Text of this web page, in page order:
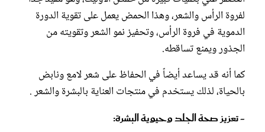
لفروة الرأس والشعر، وهذا الحمض يعمل على تقوية الدورة
الدموية في فروة الرأس، وتحفيز نمو الشعر وتقويته من
الجذور ويمنع تساقطه.
كما أنه قد يساعد أيضاً في الحفاظ على شعر لامع ونابض
بالحياة، لذلك يستخدم في منتجات العناية بالبشرة والشعر .
- تعزيز صحة الجلد وحيوية البشرة: